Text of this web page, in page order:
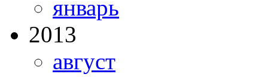
январь
2013
август